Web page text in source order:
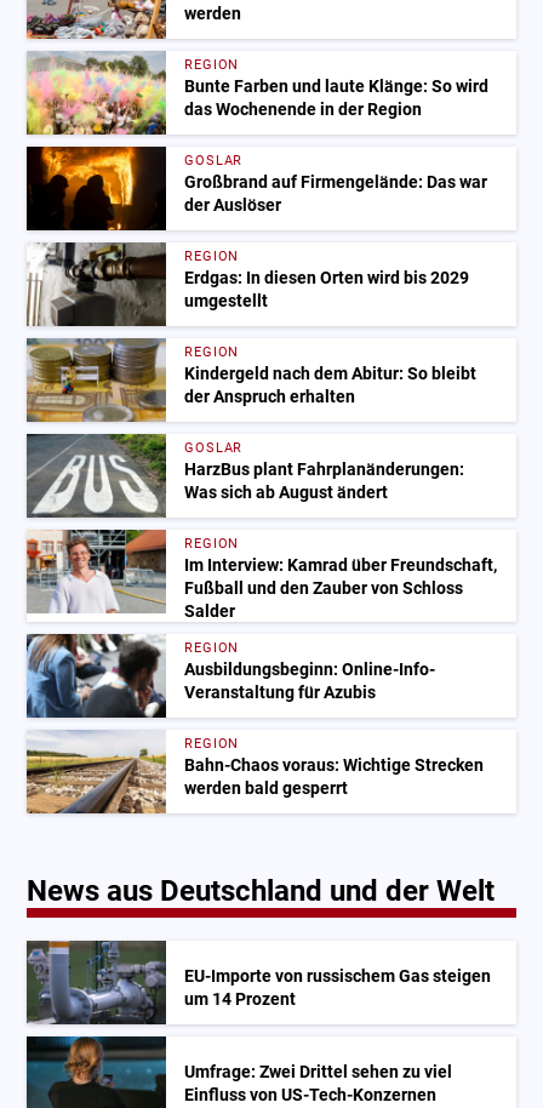
werden
REGION
Bunte Farben und laute Klänge: So wird
das Wochenende in der Region
GOSLAR
Großbrand auf Firmengelände: Das war
der Auslöser
REGION
Erdgas: In diesen Orten wird bis 2029
umgestellt
REGION
Kindergeld nach dem Abitur: So bleibt
der Anspruch erhalten
GOSLAR
HarzBus plant Fahrplanänderungen:
Was sich ab August ändert
REGION
Im Interview: Kamrad über Freundschaft,
Fußball und den Zauber von Schloss
Salder
REGION
Ausbildungsbeginn: Online-Info-
Veranstaltung für Azubis
REGION
Bahn-Chaos voraus: Wichtige Strecken
werden bald gesperrt
News aus Deutschland und der Welt
EU-Importe von russischem Gas steigen
um 14 Prozent
Umfrage: Zwei Drittel sehen zu viel
Einfluss von US-Tech-Konzernen